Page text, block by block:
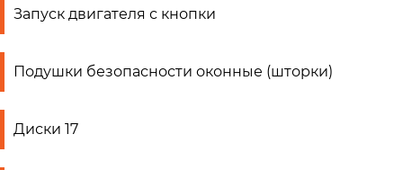
Запуск двигателя с кнопки
Подушки безопасности оконные (шторки)
Диски 17